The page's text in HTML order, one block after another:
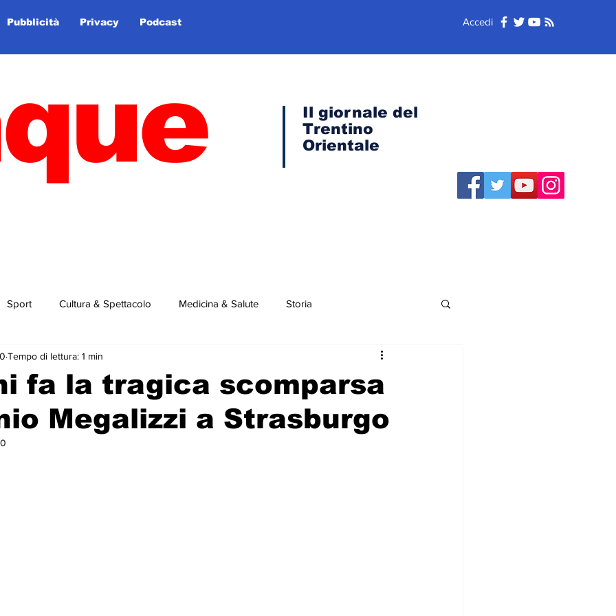
Pubblicità Privacy Podcast Accedi
Il giornale del
Trentino
Orientale
Sport Cultura & Spettacolo Medicina & Salute Storia
piano
fa la tragica scomparsa
Megalizzi a Strasburgo
Tempo di lettura: 1 min